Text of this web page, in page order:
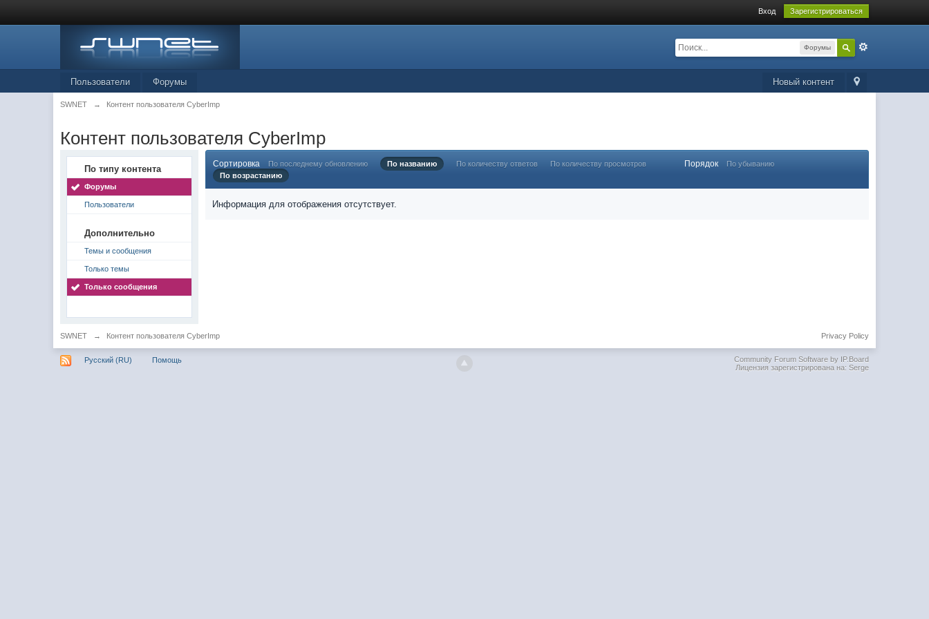
Вход Зарегистрироваться
Форумы
Новый контент
Пользователи Форумы
SWNET → Контент пользователя CyberImp
Контент пользователя CyberImp
По типу контента
Форумы
Пользователи
Дополнительно
Темы и сообщения
Только темы
Только сообщения
Сортировка По последнему обновлению По названию По количеству ответов По количеству просмотров Порядок
По убыванию
По возрастанию
Информация для отображения отсутствует.
SWNET → Контент пользователя CyberImp Privacy Policy
Русский (RU) Помощь
Community Forum Software by IP.Board
Лицензия зарегистрирована на: Serge